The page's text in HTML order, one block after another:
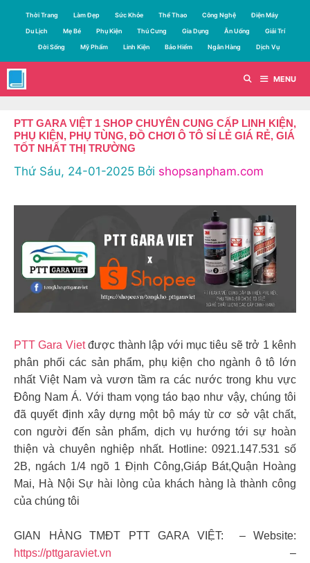
dung
Thời Trang Làm Đẹp Sức Khỏe Thể Thao Công Nghệ Điện Máy
Du Lịch Mẹ Bé Phụ Kiện Thú Cưng Gia Dụng Ăn Uống Giải Trí
Đời Sống Mỹ Phẩm Linh Kiện Bảo Hiểm Ngân Hàng Dịch Vụ
MENU
PTT GARA VIỆT 1 SHOP CHUYÊN CUNG CẤP LINH KIỆN,
PHỤ KIỆN, PHỤ TÙNG, ĐỒ CHƠI Ô TÔ SỈ LẺ GIÁ RẺ, GIÁ
TỐT NHẤT THỊ TRƯỜNG
Thứ Sáu, 24-01-2025 Bởi shopsanpham.com
PTT Gara Vietđược thành lập với mục tiêu sẽ trở 1 kênh
phân phối các sản phẩm, phụ kiện cho ngành ô tô lớn
nhất Việt Nam và vươn tầm ra các nước trong khu vực
Đông Nam Á. Với tham vọng táo bạo như vậy, chúng tôi
đã quyết định xây dựng một bộ máy từ cơ sở vật chất,
con người đến sản phẩm, dịch vụ hướng tới sự hoàn
thiện và chuyên nghiệp nhất. Hotline: 0921.147.531 số
2B, ngách 1/4 ngõ 1 Định Công,Giáp Bát,Quận Hoàng
Mai, Hà Nội Sự hài lòng của khách hàng là thành công
của chúng tôi
GIAN HÀNG TMĐT PTT GARA VIỆT: – Website:
https://pttgaraviet.vn –